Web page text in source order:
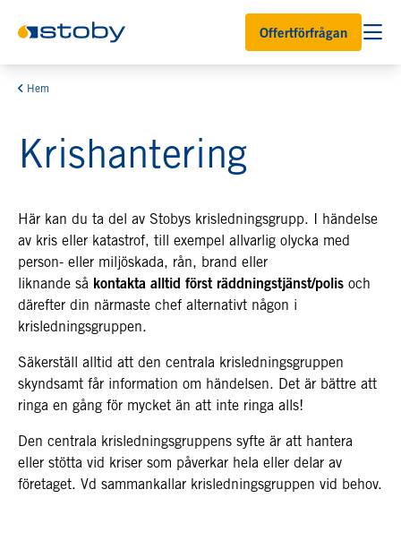
Offertförfrågan
Hem
Krishantering
Här kan du ta del av Stobys krisledningsgrupp. I händelse
av kris eller katastrof, till exempel allvarlig olycka med
person- eller miljöskada, rån, brand eller
liknande så kontakta alltid först räddningstjänst/polis och
därefter din närmaste chef alternativt någon i
krisledningsgruppen.
Säkerställ alltid att den centrala krisledningsgruppen
skyndsamt får information om händelsen. Det är bättre att
ringa en gång för mycket än att inte ringa alls!
Den centrala krisledningsgruppens syfte är att hantera
eller stötta vid kriser som påverkar hela eller delar av
företaget. Vd sammankallar krisledningsgruppen vid behov.